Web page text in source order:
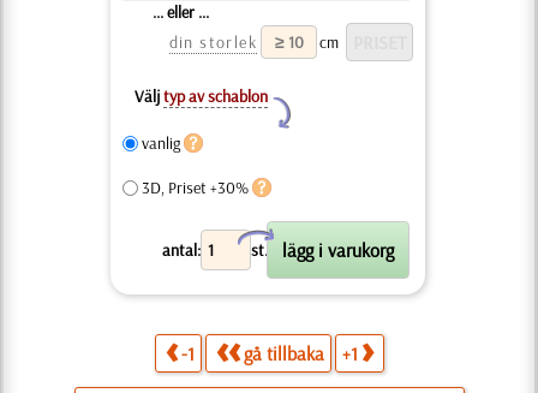
... eller ...
din storlek
cm
Väljtyp av schablon
Y
vanlig
3D, Priset +30%
antal: st.
X
-1 gå tillbaka +1